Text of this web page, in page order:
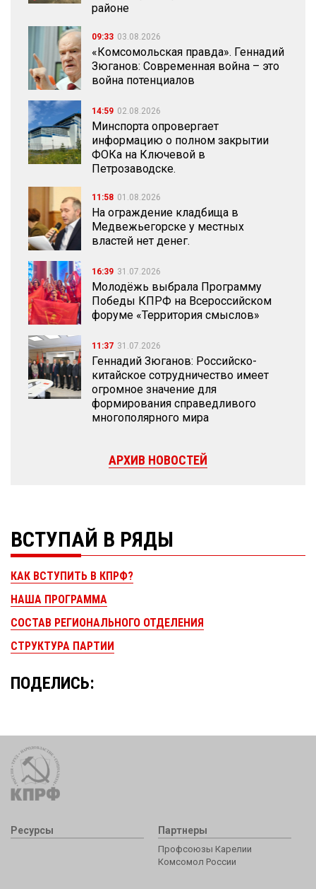
районе
09:33 03.08.2026
«Комсомольская правда». Геннадий
Зюганов: Современная война – это
война потенциалов
14:59 02.08.2026
Минспорта опровергает
информацию о полном закрытии
ФОКа на Ключевой в
Петрозаводске.
11:58 01.08.2026
На ограждение кладбища в
Медвежьегорске у местных
властей нет денег.
16:39 31.07.2026
Молодёжь выбрала Программу
Победы КПРФ на Всероссийском
форуме «Территория смыслов»
11:37 31.07.2026
Геннадий Зюганов: Российско-
китайское сотрудничество имеет
огромное значение для
формирования справедливого
многополярного мира
АРХИВ НОВОСТЕЙ
ВСТУПАЙ В РЯДЫ
КАК ВСТУПИТЬ В КПРФ?
НАША ПРОГРАММА
СОСТАВ РЕГИОНАЛЬНОГО ОТДЕЛЕНИЯ
СТРУКТУРА ПАРТИИ
ПОДЕЛИСЬ:
Ресурсы Партнеры
Профсоюзы Карелии
Комсомол России